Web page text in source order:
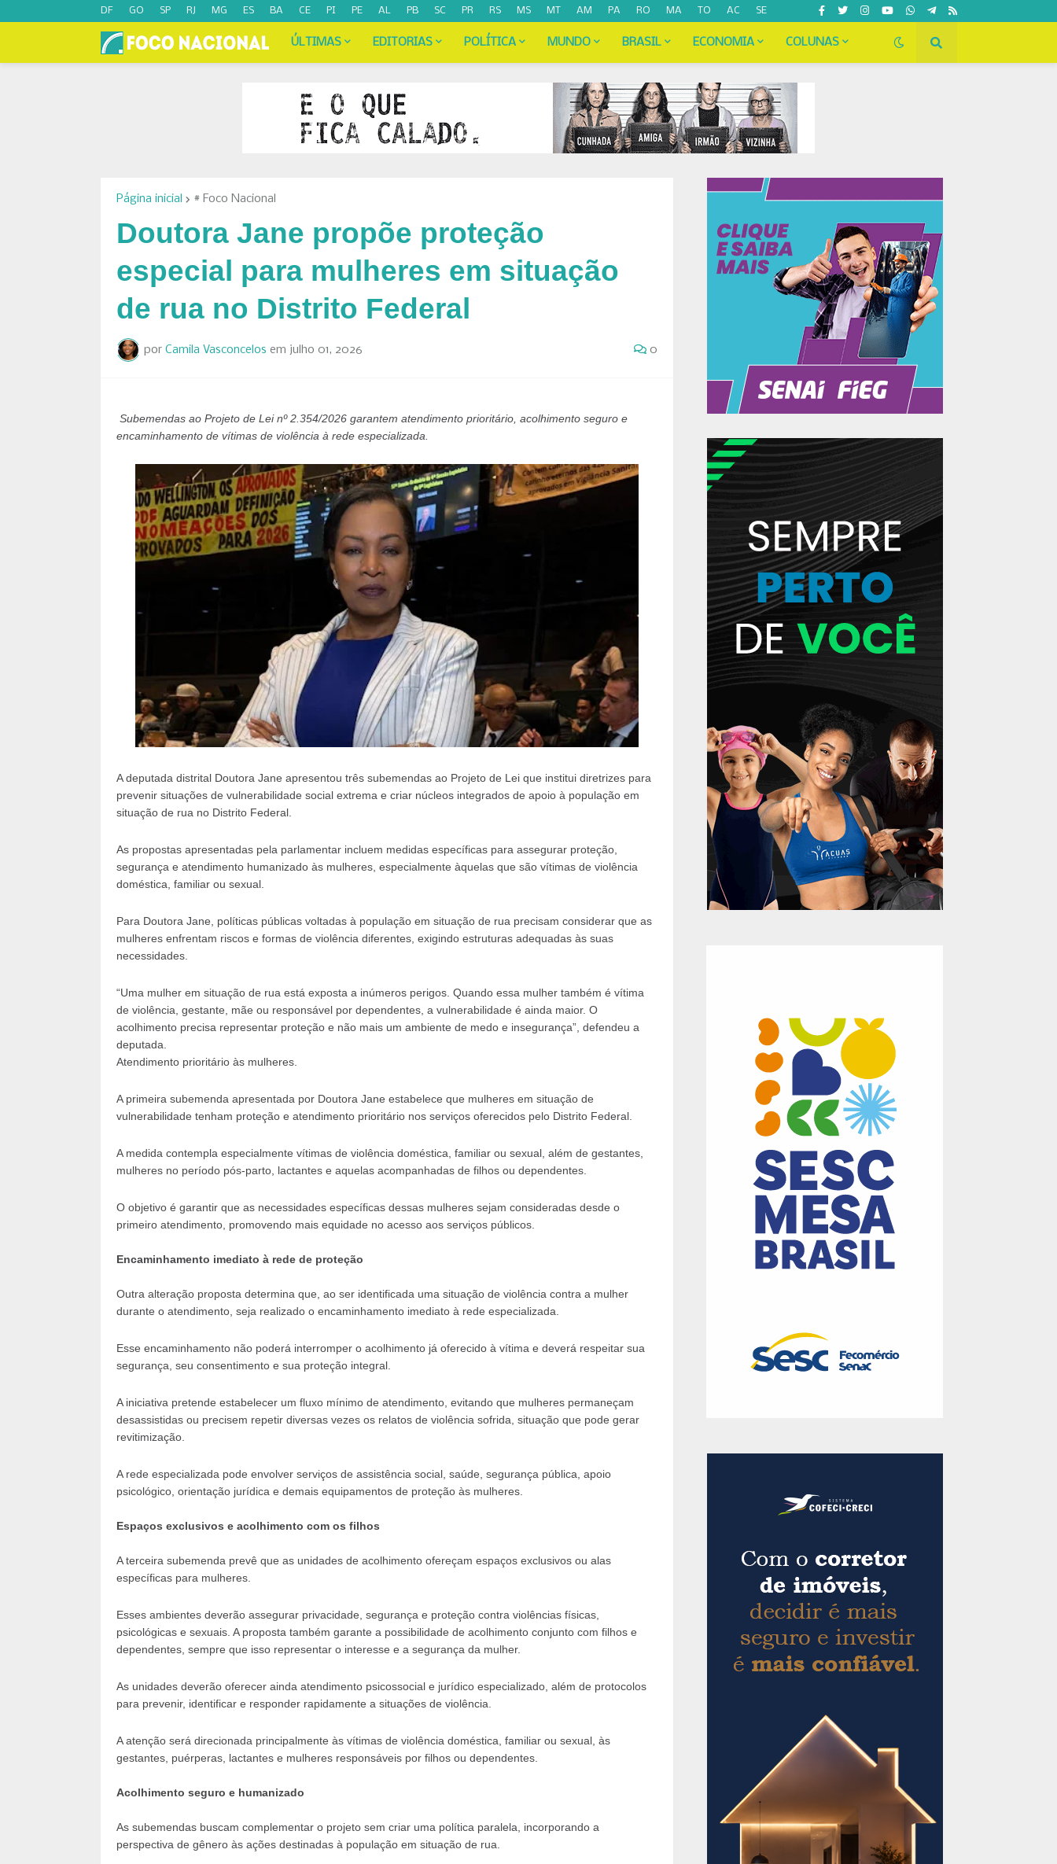
DF GO SP RJ MG ES BA CE PI PE AL PB SC PR RS MS MT AM PA RO MA TO AC SE
ÚLTIMAS EDITORIAS POLÍTICA MUNDO BRASIL ECONOMIA COLUNAS
Página inicial # Foco Nacional
Doutora Jane propõe proteção
especial para mulheres em situação
de rua no Distrito Federal
por Camila Vasconcelos em julho 01, 2026 0
Subemendas ao Projeto de Lei nº 2.354/2026 garantem atendimento prioritário, acolhimento seguro e
encaminhamento de vítimas de violência à rede especializada.
A deputada distrital Doutora Jane apresentou três subemendas ao Projeto de Lei que institui diretrizes para
prevenir situações de vulnerabilidade social extrema e criar núcleos integrados de apoio à população em
situação de rua no Distrito Federal.
As propostas apresentadas pela parlamentar incluem medidas específicas para assegurar proteção,
segurança e atendimento humanizado às mulheres, especialmente àquelas que são vítimas de violência
doméstica, familiar ou sexual.
Para Doutora Jane, políticas públicas voltadas à população em situação de rua precisam considerar que as
mulheres enfrentam riscos e formas de violência diferentes, exigindo estruturas adequadas às suas
necessidades.
“Uma mulher em situação de rua está exposta a inúmeros perigos. Quando essa mulher também é vítima
de violência, gestante, mãe ou responsável por dependentes, a vulnerabilidade é ainda maior. O
acolhimento precisa representar proteção e não mais um ambiente de medo e insegurança”, defendeu a
deputada.
Atendimento prioritário às mulheres.
A primeira subemenda apresentada por Doutora Jane estabelece que mulheres em situação de
vulnerabilidade tenham proteção e atendimento prioritário nos serviços oferecidos pelo Distrito Federal.
A medida contempla especialmente vítimas de violência doméstica, familiar ou sexual, além de gestantes,
mulheres no período pós-parto, lactantes e aquelas acompanhadas de filhos ou dependentes.
O objetivo é garantir que as necessidades específicas dessas mulheres sejam consideradas desde o
primeiro atendimento, promovendo mais equidade no acesso aos serviços públicos.
Encaminhamento imediato à rede de proteção
Outra alteração proposta determina que, ao ser identificada uma situação de violência contra a mulher
durante o atendimento, seja realizado o encaminhamento imediato à rede especializada.
Esse encaminhamento não poderá interromper o acolhimento já oferecido à vítima e deverá respeitar sua
segurança, seu consentimento e sua proteção integral.
A iniciativa pretende estabelecer um fluxo mínimo de atendimento, evitando que mulheres permaneçam
desassistidas ou precisem repetir diversas vezes os relatos de violência sofrida, situação que pode gerar
revitimização.
A rede especializada pode envolver serviços de assistência social, saúde, segurança pública, apoio
psicológico, orientação jurídica e demais equipamentos de proteção às mulheres.
Espaços exclusivos e acolhimento com os filhos
A terceira subemenda prevê que as unidades de acolhimento ofereçam espaços exclusivos ou alas
específicas para mulheres.
Esses ambientes deverão assegurar privacidade, segurança e proteção contra violências físicas,
psicológicas e sexuais. A proposta também garante a possibilidade de acolhimento conjunto com filhos e
dependentes, sempre que isso representar o interesse e a segurança da mulher.
As unidades deverão oferecer ainda atendimento psicossocial e jurídico especializado, além de protocolos
para prevenir, identificar e responder rapidamente a situações de violência.
A atenção será direcionada principalmente às vítimas de violência doméstica, familiar ou sexual, às
gestantes, puérperas, lactantes e mulheres responsáveis por filhos ou dependentes.
Acolhimento seguro e humanizado
As subemendas buscam complementar o projeto sem criar uma política paralela, incorporando a
perspectiva de gênero às ações destinadas à população em situação de rua.